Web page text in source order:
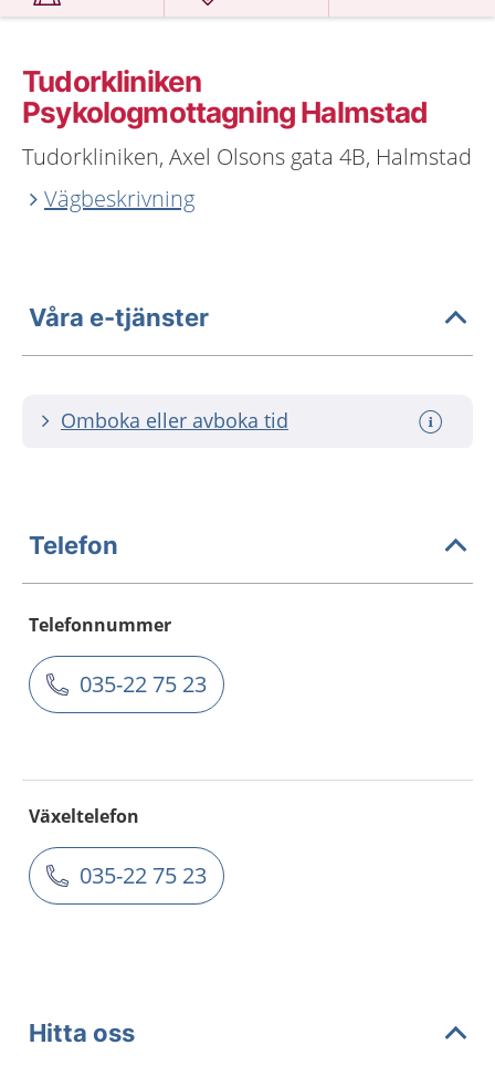
Tudorkliniken
Psykologmottagning Halmstad
Tudorkliniken, Axel Olsons gata 4B, Halmstad
Vägbeskrivning
Våra e-tjänster
Omboka eller avboka tid
Telefon
Telefonnummer
035-22 75 23
Växeltelefon
035-22 75 23
Hitta oss